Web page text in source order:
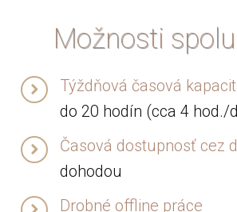
Možnosti
Týždňová časová
do 20 hodín (cca 4 hod./
Časová dostupnosť cez
dohodou
Drobné offline práce